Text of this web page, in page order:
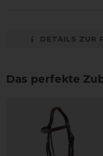
DETAILS ZUR
Das perfekte